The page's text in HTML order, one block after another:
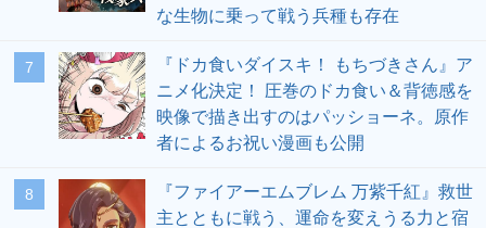
な生物に乗って戦う兵種も存在
7
『ドカ食いダイスキ！ もちづきさん』ア
ニメ化決定！ 圧巻のドカ食い＆背徳感を
映像で描き出すのはパッショーネ。原作
者によるお祝い漫画も公開
8
『ファイアーエムブレム 万紫千紅』救世
主とともに戦う、運命を変えうる力と宿